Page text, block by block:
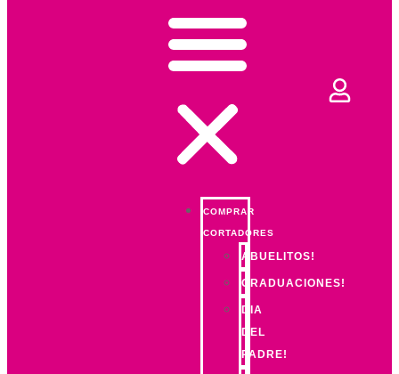
COMPRAR
CORTADORES
ABUELITOS!
GRADUACIONES!
DIA
DEL
PADRE!